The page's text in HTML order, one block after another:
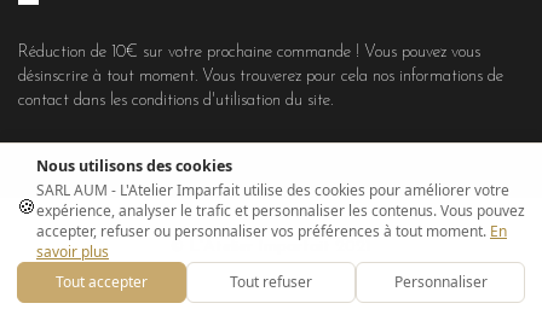
Réduction de 10€ sur votre prochaine commande ! Vous pouvez vous
désinscrire à tout moment. Vous trouverez pour cela nos informations de
contact dans les conditions d'utilisation du site.
© L'Atelier Imparfait 2021
🍪
Nous utilisons des cookies
SARL AUM - L'Atelier Imparfait utilise des cookies pour améliorer votre
expérience, analyser le trafic et personnaliser les contenus. Vous pouvez
accepter, refuser ou personnaliser vos préférences à tout moment. En
savoir plus
Tout accepter
Tout refuser Personnaliser